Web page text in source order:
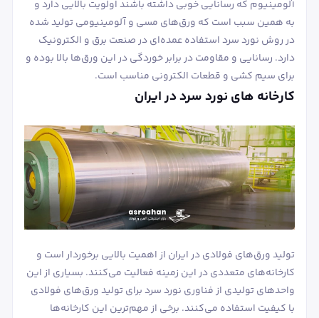
آلومینیوم که رسانایی خوبی داشته باشند اولویت بالایی دارد و
به همین سبب است که ورق‌های مسی و آلومینیومی تولید شده
در روش نورد سرد استفاده عمده‌ای در صنعت برق و الکترونیک
دارد. رسانایی و مقاومت در برابر خوردگی در این ورق‌ها بالا بوده و
برای سیم کشی و قطعات الکترونی مناسب است.
کارخانه های نورد سرد در ایران
تولید ورق‌های فولادی در ایران از اهمیت بالایی برخوردار است و
کارخانه‌های متعددی در این زمینه فعالیت می‌کنند. بسیاری از این
واحدهای تولیدی از فناوری نورد سرد برای تولید ورق‌های فولادی
با کیفیت استفاده می‌کنند. برخی از مهم‌ترین این کارخانه‌ها